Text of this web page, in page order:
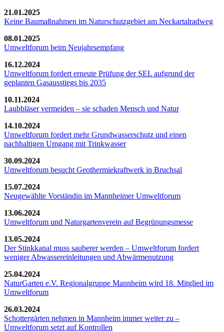
21.01.2025
Keine Baumaßnahmen im Naturschutzgebiet am Neckartalradweg
08.01.2025
Umweltforum beim Neujahrsempfang
16.12.2024
Umweltforum fordert erneute Prüfung der SEL aufgrund der
geplanten Gasausstiegs bis 2035
10.11.2024
Laubbläser vermeiden – sie schaden Mensch und Natur
14.10.2024
Umweltforum fordert mehr Grundwasserschutz und einen
nachhaltigen Umgang mit Trinkwasser
30.09.2024
Umweltforum besucht Geothermiekraftwerk in Bruchsal
15.07.2024
Neugewählte Vorständin im Mannheimer Umweltforum
13.06.2024
Umweltforum und Naturgartenverein auf Begrünungsmesse
13.05.2024
Der Stinkkanal muss sauberer werden – Umweltforum fordert
weniger Abwassereinleitungen und Abwärmenutzung
25.04.2024
NaturGarten e.V. Regionalgruppe Mannheim wird 18. Mitglied im
Umweltforum
26.03.2024
Schottergärten nehmen in Mannheim immer weiter zu –
Umweltforum setzt auf Kontrollen